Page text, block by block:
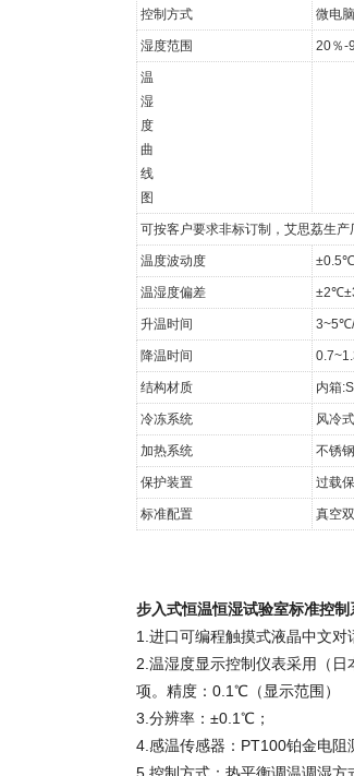
控制方式 微电
湿度范围 20％-
温
湿
度
曲
线
图
可按客户要求非标订制，艾思荔生产
温度波动度 ±0.5℃
温湿度偏差
升温时间
降温时间
结构材质 内箱
冷冻系统 风冷
加热系统 不锈
保护装置 过载
标准配置 真空
步入式恒温恒湿试验室标准控制
1.进口可编程触摸式液晶中文
2.温湿度显示控制仪表采用（
项。精度：0.1℃（显示范围）
3.分辨率：±0.1℃；
4.感温传感器：PT100铂金电阻